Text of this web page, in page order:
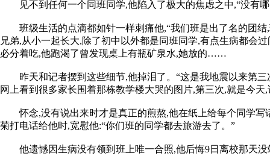
见不到任何一个同班同学,他陷入了极大的焦虑之中,“没有哪
班级生活的点滴都如针一样刺痛他,“我们班是出了名的团结,
兄弟,从小一起长大,除了初中以外都是同班同学,有点生病都会
必分着吃,他跑渴了曾发现桌上有瓶矿泉水,她放的……
昨天和记者摆到这些细节,他掉泪了。“这是我地震以来第三
网上看到很多家长围着那栋教学楼大哭的图片,第三次,就是今天
怀念,没有说出来时才是真正的煎熬,他在纸上给每个同学写
菊打电话给他时,宽慰他:“你们班的同学都去旅游去了。”
他遗憾因生病没有领到班上唯一合照,他后悔9日离校那天没